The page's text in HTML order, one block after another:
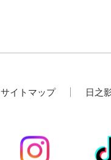
サイトマップ 日之